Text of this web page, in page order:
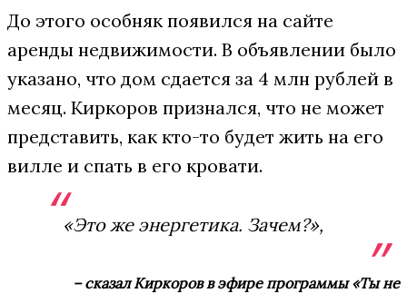
До этого особняк появился на сайте
аренды недвижимости. В объявлении было
указано, что дом сдается за 4 млн рублей в
месяц. Киркоров признался, что не может
представить, как кто-то будет жить на его
вилле и спать в его кровати.
«Это же энергетика. Зачем?»,
– сказал Киркоров в эфире программы «Ты не